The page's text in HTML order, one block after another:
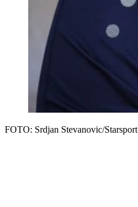
FOTO: Srdjan Stevanovic/Starsport